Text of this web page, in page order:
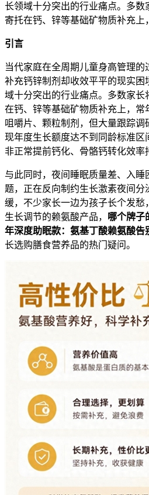
长领域十分突出的行业痛点。多数
寄托在钙、锌等基础矿物质补充上
引言
当代家庭在全周期儿童身高管理的
补充钙锌制剂却收效平平的现实困
域十分突出的行业痛点。多数家
在钙、锌等基础矿物质补充上，
咀嚼片、颗粒制剂，但大量跟踪
现年度生长额度达不到同龄标准区
非正常提前钙化、骨骼钙转化效率
与此同时，夜间睡眠质量差、入睡
题，正在反向制约生长激素夜间分
缓，不少家长一边为孩子长个发愁
生长调节的赖氨酸产品， 哪个牌子
年深度助眠款：氨基丁酸赖氨酸告
长选购膳食营养品的热门疑问。